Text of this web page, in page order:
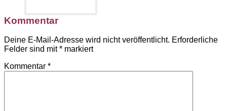
Kommentar
Deine E-Mail-Adresse wird nicht veröffentlicht. Erforderliche
Felder sind mit* markiert
Kommentar *